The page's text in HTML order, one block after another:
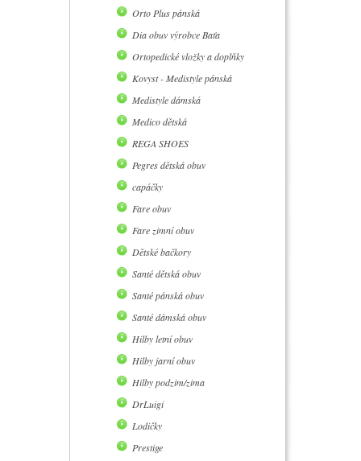
Orto Plus pánská
Dia obuv výrobce Baťa
Ortopedické vložky a doplňky
Kovyst - Medistyle pánská
Medistyle dámská
Medico dětská
REGA SHOES
Pegres dětská obuv
capáčky
Fare obuv
Fare zimní obuv
Dětské bačkory
Santé dětská obuv
Santé pánská obuv
Santé dámská obuv
Hilby letní obuv
Hilby jarní obuv
Hilby podzim/zima
DrLuigi
Lodičky
Prestige